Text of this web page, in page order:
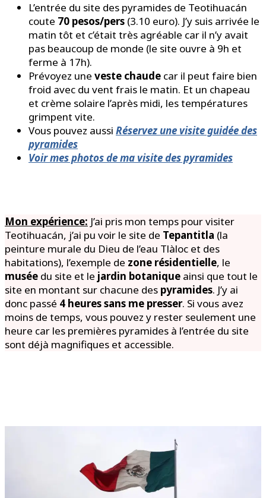
L’entrée du site des pyramides de Teotihuacán
coute 70 pesos/pers (3.10 euro). J’y suis arrivée le
matin tôt et c’était très agréable car il n’y avait
pas beaucoup de monde (le site ouvre à 9h et
ferme à 17h).
Prévoyez une veste chaude car il peut faire bien
froid avec du vent frais le matin. Et un chapeau
et crème solaire l’après midi, les températures
grimpent vite.
Vous pouvez aussi Réservez une visite guidée des
pyramides
Voir mes photos de ma visite des pyramides
Mon expérience: J’ai pris mon temps pour visiter
Teotihuacán, j’ai pu voir le site de Tepantitla (la
peinture murale du Dieu de l’eau Tlàloc et des
habitations), l’exemple de zone résidentielle, le
musée du site et le jardin botanique ainsi que tout le
site en montant sur chacune des pyramides. J’y ai
donc passé 4 heuressans me presser. Si vous avez
moins de temps, vous pouvez y rester seulement une
heure car les premières pyramides à l’entrée du site
sont déjà magnifiques et accessible.